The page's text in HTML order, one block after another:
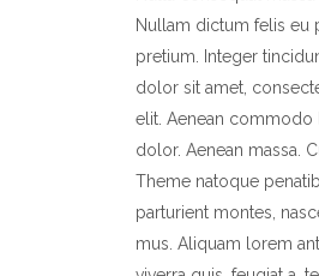
Nullam dictum felis eu
pretium. Integer
dolor sit amet,
elit. Aenean commodo
dolor. Aenean massa.
Theme natoque
parturient montes,
mus. Aliquam lorem